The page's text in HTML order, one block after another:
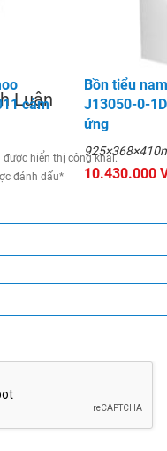
7.650.000
cảm
Bồn tiểu
J13050-0-
ứng
10.430.000
Luận
được hiển thị công khai.
đánh dấu*